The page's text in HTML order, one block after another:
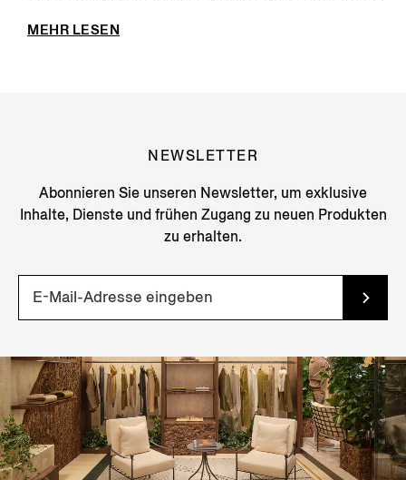
MEHR LESEN
NEWSLETTER
Abonnieren Sie unseren Newsletter, um exklusive
Inhalte, Dienste und frühen Zugang zu neuen Produkten
zu erhalten.